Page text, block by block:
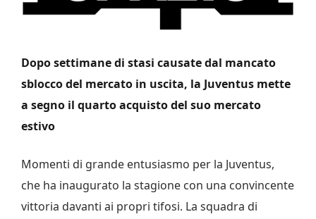
Dopo settimane di stasi causate dal mancato
sblocco del mercato in uscita, la Juventus mette
a segno il quarto acquisto del suo mercato
estivo
Momenti di grande entusiasmo per la Juventus,
che ha inaugurato la stagione con una convincente
vittoria davanti ai propri tifosi. La squadra di